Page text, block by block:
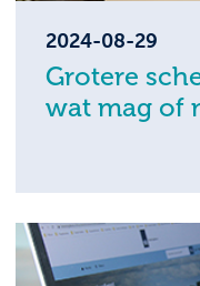
2024-08-29
Grotere
wat mag of
De
verschillende
zijn?